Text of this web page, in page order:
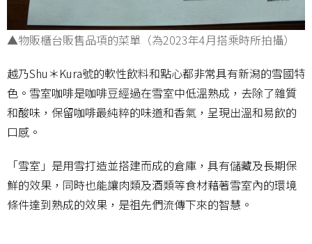
▲物販櫃台販售品項的菜單（為2023年4月搭乘時所拍攝）
越乃Shu＊Kura號的軟性飲料和點心都非常具有新潟的雪國特
色。雪室咖啡是咖啡豆經過在雪室中低溫熟成，去除了雜質
和酸味，保留咖啡最純粹的味道和香氣，呈現出溫和易飲的
口感。
「雪室」是用雪打造並搭建而成的倉庫，具有儲藏及長期保
鮮的效果，同時也能讓肉類及酒類等食材藉著雪室內的環境
條件達到熟成的效果，是祖先們流傳下來的智慧。